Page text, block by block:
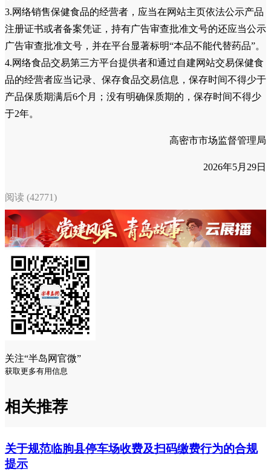
3.网络销售保健食品的经营者，应当在网站主页依法公示产品
注册证书或者备案凭证，持有广告审查批准文号的还应当公示
广告审查批准文号，并在平台显著标明“本品不能代替药品”。
4.网络食品交易第三方平台提供者和通过自建网站交易保健食
品的经营者应当记录、保存食品交易信息，保存时间不得少于
产品保质期满后6个月；没有明确保质期的，保存时间不得少
于2年。
高密市市场监督管理局
2026年5月29日
阅读 (42771)
关注“半岛网官微”
获取更多有用信息
相关推荐
关于规范临朐县停车场收费及扫码缴费行为的合规
提示